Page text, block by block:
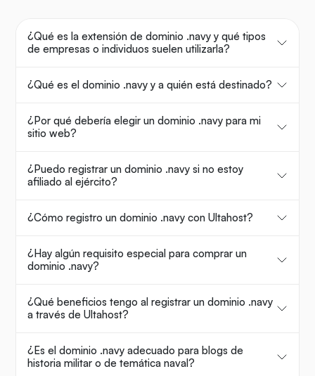
¿Qué es la extensión de dominio .navy y qué tipos
de empresas o individuos suelen utilizarla?
¿Qué es el dominio .navy y a quién está destinado?
¿Por qué debería elegir un dominio .navy para mi
sitio web?
¿Puedo registrar un dominio .navy si no estoy
afiliado al ejército?
¿Cómo registro un dominio .navy con Ultahost?
¿Hay algún requisito especial para comprar un
dominio .navy?
¿Qué beneficios tengo al registrar un dominio .navy
a través de Ultahost?
¿Es el dominio .navy adecuado para blogs de
historia militar o de temática naval?